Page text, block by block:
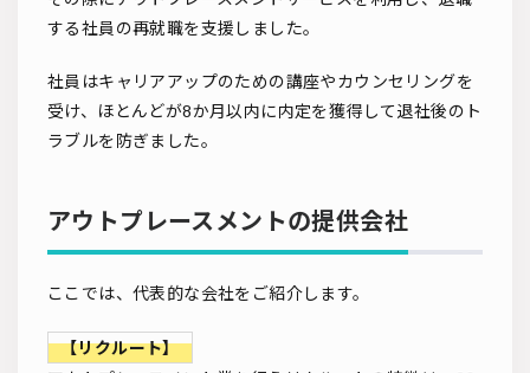
する社員の再就職を支援しました。
社員はキャリアアップのための講座やカウンセリングを
受け、ほとんどが8か月以内に内定を獲得して退社後のト
ラブルを防ぎました。
アウトプレースメントの提供会社
ここでは、代表的な会社をご紹介します。
【リクルート】